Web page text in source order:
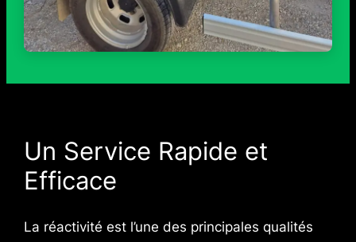
Un Service Rapide et
Efficace
La réactivité est l’une des principales qualités